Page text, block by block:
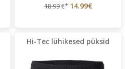
18.99€* 14.99€
Hi-Tec lühikesed püksid